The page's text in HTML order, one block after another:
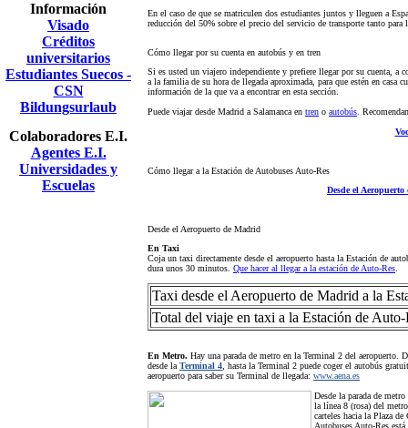
Información
Visado
Créditos
universitarios
Estudiantes Suecos -
CSN
Bildungsurlaub
Colaboradores E.I.
Agentes E.I.
Universidades y
Escuelas
En el caso de que se matriculen dos estudiantes juntos y lleguen a
reducción del 50% sobre el precio del servicio de transporte tanto para
Cómo llegar por su cuenta en autobús y en tren
Si es usted un viajero independiente y prefiere llegar por su cuenta, a
a la familia de su hora de llegada aproximada, para que estén en
información de la que va a encontrar en esta sección.
Puede viajar desde Madrid a Salamanca en tren o autobús .
Cómo llegar a la Estación de Autobuses Auto-Res
Desde el
Desde el Aeropuerto de Madrid
En Taxi
Coja un taxi directamente desde el aeropuerto hasta la Estación de
dura unos 30 minutos. Que hacer al llegar a la estación de Auto-Res
Taxi desde el Aeropuerto de Madrid a la
Total del viaje en taxi a la Estación de Auto-
En Metro. Hay una parada de metro en la Terminal 2 del aeropuerto.
desde la Terminal 4 , hasta la Terminal 2 puede coger el autobús
aeropuerto para saber su Terminal de llegada: www.aena.es
Desde la parada de
la línea 8 (rosa) del
carteles hacia la Plaza
Autobuses Auto-Res